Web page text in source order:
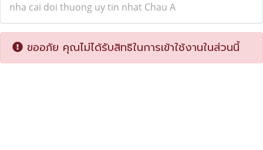
nha cai doi thuong uy tin nhat Chau A
ขออภัย คุณไม่ได้รับสิทธิในการเข้าใช้งานในส่วนนี้